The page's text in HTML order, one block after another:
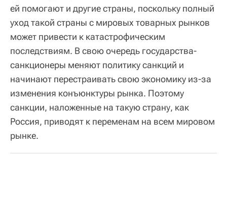
ей помогают и другие страны, поскольку полный
уход такой страны с мировых товарных рынков
может привести к катастрофическим
последствиям. В свою очередь государства-
санкционеры меняют политику санкций и
начинают перестраивать свою экономику из-за
изменения конъюнктуры рынка. Поэтому
санкции, наложенные на такую страну, как
Россия, приводят к переменам на всем мировом
рынке.